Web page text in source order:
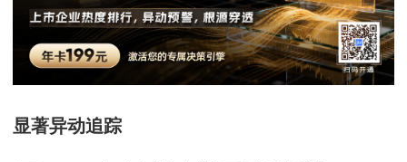
显著异动追踪